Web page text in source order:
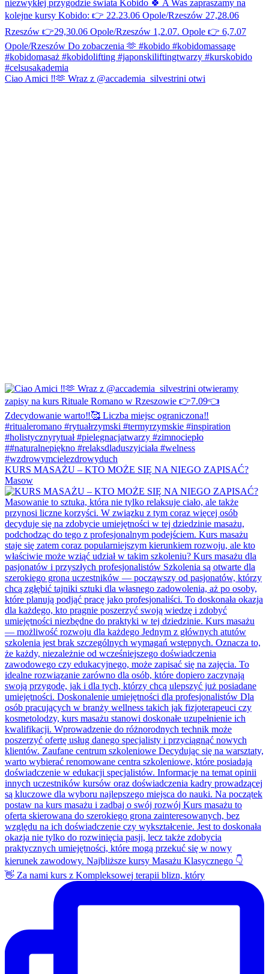
Ciao Amici ‼️🫶 Wraz z @accademia_silvestrini otwi
KURS MASAŻU – KTO MOŻE SIĘ NA NIEGO ZAPISAĆ?
Masow
👋 Za nami kurs z Kompleksowej terapii blizn, który